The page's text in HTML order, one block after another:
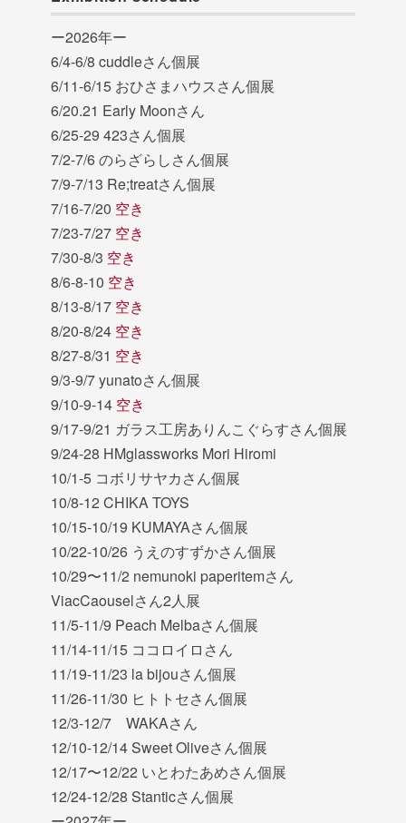
ー2026年ー
6/4-6/8 cuddleさん個展
6/11-6/15 おひさまハウスさん個展
6/20.21 Early Moonさん
6/25-29 423さん個展
7/2-7/6 のらざらしさん個展
7/9-7/13 Re;treatさん個展
7/16-7/20 空き
7/23-7/27 空き
7/30-8/3 空き
8/6-8-10 空き
8/13-8/17 空き
8/20-8/24 空き
8/27-8/31 空き
9/3-9/7 yunatoさん個展
9/10-9-14 空き
9/17-9/21 ガラス工房ありんこぐらすさん個展
9/24-28 HMglassworks Mori Hiromi
10/1-5 コボリサヤカさん個展
10/8-12 CHIKA TOYS
10/15-10/19 KUMAYAさん個展
10/22-10/26 うえのすずかさん個展
10/29〜11/2 nemunoki paperitemさん
ViacCaouselさん2人展
11/5-11/9 Peach Melbaさん個展
11/14-11/15 ココロイロさん
11/19-11/23 la bijouさん個展
11/26-11/30 ヒトトセさん個展
12/3-12/7 WAKAさん
12/10-12/14 Sweet Oliveさん個展
12/17〜12/22 いとわたあめさん個展
12/24-12/28 Stanticさん個展